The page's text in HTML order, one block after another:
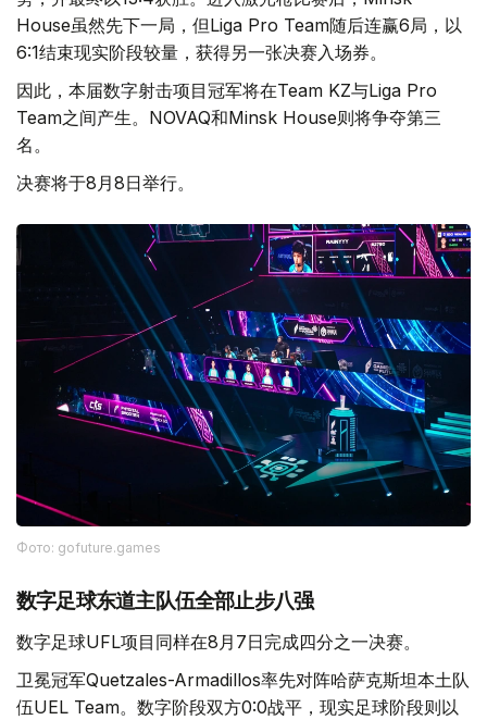
House虽然先下一局，但Liga Pro Team随后连赢6局，以
6:1结束现实阶段较量，获得另一张决赛入场券。
因此，本届数字射击项目冠军将在Team KZ与Liga Pro
Team之间产生。NOVAQ和Minsk House则将争夺第三
名。
决赛将于8月8日举行。
Фото: gofuture.games
数字足球东道主队伍全部止步八强
数字足球UFL项目同样在8月7日完成四分之一决赛。
卫冕冠军Quetzales-Armadillos率先对阵哈萨克斯坦本土队
伍UEL Team。数字阶段双方0:0战平，现实足球阶段则以